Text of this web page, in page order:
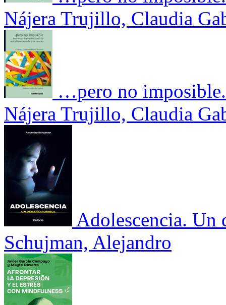
Nájera Trujillo, Claudia
…pero no
Nájera Trujillo, Claudia
Adolescencia. Un
Schujman, Alejandro